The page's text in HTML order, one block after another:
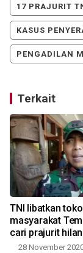
17 PRAJURIT
KASUS
PENGADILAN
Terkait
TNI libatkan
masyarakat
cari prajurit
November
28 November